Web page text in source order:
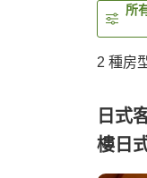
所
2 種房
日式
樓日